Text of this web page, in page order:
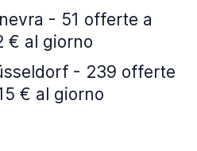
- 51 offerte a
€ al giorno
- 239 offerte
€ al giorno